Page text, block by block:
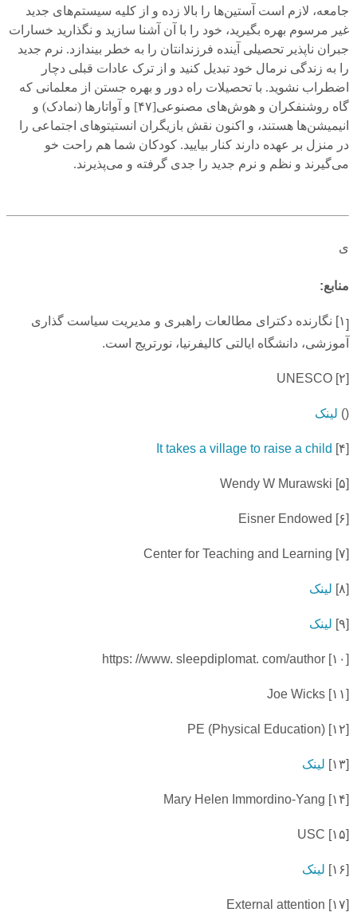
جامعه، لازم است آستین‌ها را بالا زده و از کلیه سیستم‌های جدید
غیر مرسوم بهره بگیرید، خود را با آن آشنا سازید و نگذارید خسارات
جبران ناپذیر تحصیلی آینده فرزندانتان را به خطر بیندازد. نرم جدید
را به زندگی نرمال خود تبدیل کنید و از ترک عادات قبلی دچار
اضطراب نشوید. با تحصیلات راه دور و بهره جستن از معلمانی که
گاه روشنفکران و هوش‌های مصنوعی[۴۷]
و آواتارها (نمادک) و
انیمیشن‌ها هستند، و اکنون نقش بازیگران انستیتوهای اجتماعی را
در منزل بر عهده دارند کنار بیایید. کودکان شما هم راحت خو
می‌گیرند و نظم و نرم جدید را جدی گرفته و می‌پذیرند.
ی
منابع:
[۱] نگارنده دکترای مطالعات راهبری و مدیریت سیاست گذاری
آموزشی، دانشگاه ایالتی کالیفرنیا، نورتریج است.
[۲] UNESCO
() لینک
[۴] It takes a village to raise a child
[۵] Wendy W Murawski
[۶] Eisner Endowed
[۷] Center for Teaching and Learning
[۸] لینک
[۹] لینک
[۱۰] https: //www. sleepdiplomat. com/author
[۱۱] Joe Wicks
[۱۲] PE (Physical Education)
[۱۳] لینک
[۱۴] Mary Helen Immordino-Yang
[۱۵] USC
[۱۶] لینک
[۱۷] External attention